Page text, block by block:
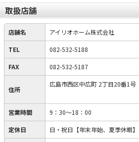
取扱店舗
店舗名 アイリオホーム株式会社
TEL 082-532-5188
FAX 082-532-5187
住所
広島市西区中広町 2丁目20番1号
営業時間 9：30～18：00
定休日 日・祝日【年末年始、夏季休暇】